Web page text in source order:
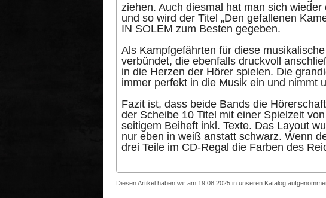
ziehen. Auch diesmal hat man sich
und so wird der Titel „Den gefallenen
IN SOLEM zum Besten gegeben.
Als Kampfgefährten für diese
verbündet, die ebenfalls druckvoll
in die Herzen der Hörer spielen. Die
immer perfekt in die Musik ein und nimmt
Fazit ist, dass beide Bands die
der Scheibe 10 Titel mit einer Spielzeit
seitigem Beiheft inkl. Texte. Das Layout
nur eben in weiß anstatt schwarz. Wenn
drei Teile im CD-Regal die Farben des
Diesen Artikel haben wir am 19.08.2025 in unseren Katalog